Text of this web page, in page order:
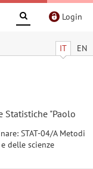
Login
IT EN
Statistiche "Paolo
STAT-04/A Metodi
delle scienze